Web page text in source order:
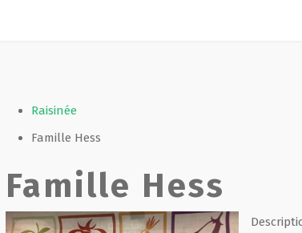
Raisinée
Famille Hess
Famille Hess